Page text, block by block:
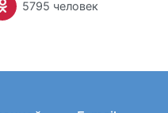
5795 человек